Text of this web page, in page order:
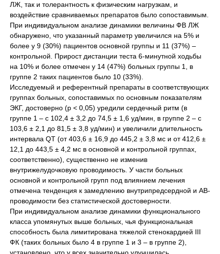
ЛЖ, так и толерантность к физическим нагрузкам, и
воздействие сравниваемых препаратов было сопоставимым.
При индивидуальном анализе динамики величины ФВ ЛЖ
обнаружено, что указанный параметр увеличился на 5% и
более у 9 (30%) пациентов основной группы и 11 (37%) –
контрольной. Прирост дистанции теста 6-минутной ходьбы
на 10% и более отмечен у 14 (47%) больных группы 1, в
группе 2 таких пациентов было 10 (33%).
Исследуемый и референтный препараты в соответствующих
группах больных, сопоставимых по основным показателям
ЭКГ, достоверно (p < 0,05) уредили сердечный ритм (в
группе 1 – с 102,4 ± 3,2 до 74,5 ± 1,6 уд/мин, в группе 2 – с
103,6 ± 2,1 до 81,5 ± 3,8 уд/мин) и увеличили длительность
интервала QT (от 403,6 ± 16,9 до 445,2 ± 3,8 мс и от 412,6 ±
12,1 до 443,5 ± 4,2 мс в основной и контрольной группах,
соответственно), существенно не изменив
внутрижелудочковую проводимость. У части больных
основной и контрольной групп под влиянием лечения
отмечена тенденция к замедлению внутрипредсердной и АВ-
проводимости без статистической достоверности.
При индивидуальном анализе динамики функционального
класса упомянутых выше больных, чья функциональная
способность была лимитирована тяжелой стенокардией III
ФК (таких больных было 4 в группе 1 и 3 – в группе 2),